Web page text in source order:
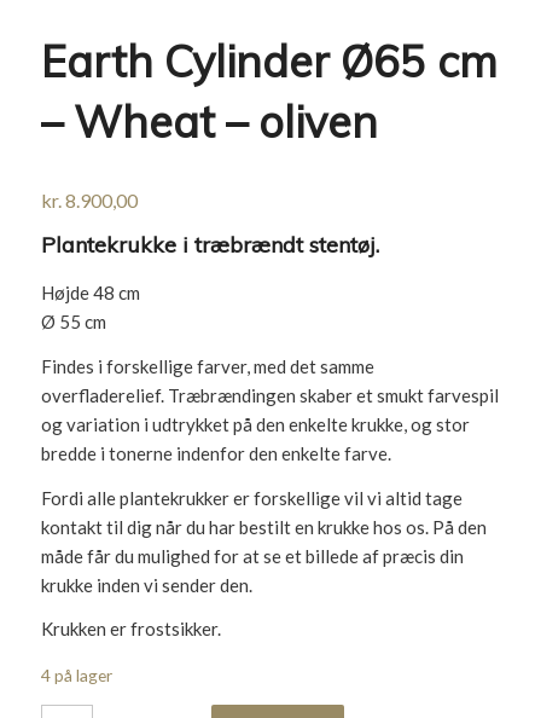
Earth Cylinder Ø65 cm
– Wheat – oliven
kr.8.900,00
Plantekrukke i træbrændt stentøj.
Højde 48 cm
Ø 55 cm
Findes i forskellige farver, med det samme
overfladerelief. Træbrændingen skaber et smukt farvespil
og variation i udtrykket på den enkelte krukke, og stor
bredde i tonerne indenfor den enkelte farve.
Fordi alle plantekrukker er forskellige vil vi altid tage
kontakt til dig når du har bestilt en krukke hos os. På den
måde får du mulighed for at se et billede af præcis din
krukke inden vi sender den.
Krukken er frostsikker.
4 på lager